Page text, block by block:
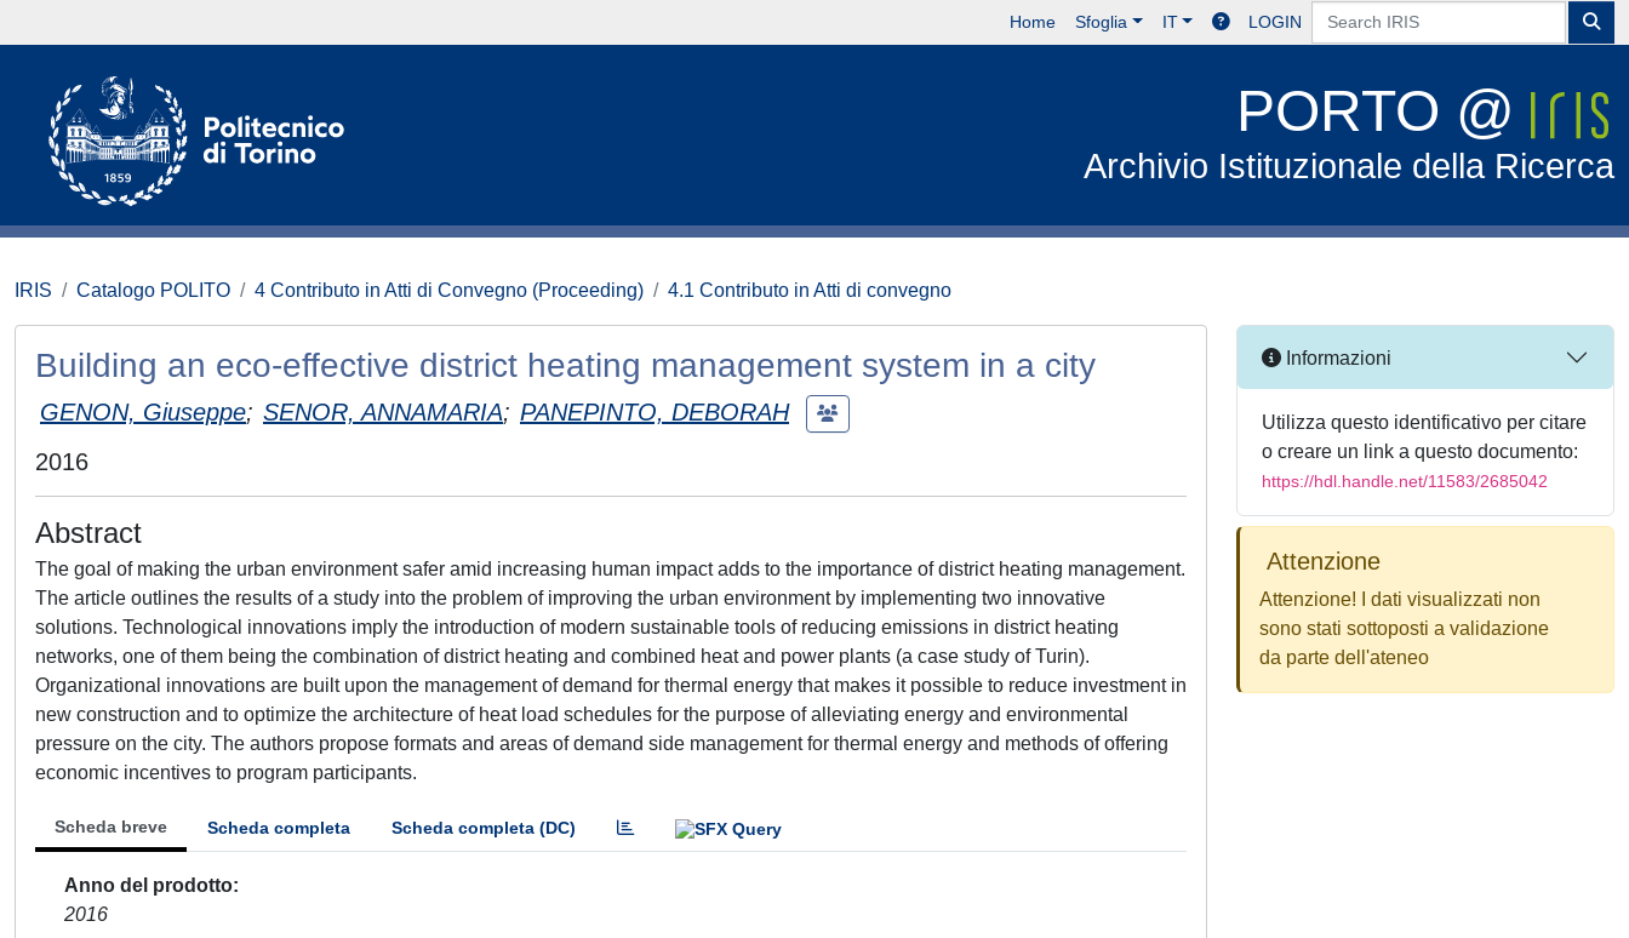
Home Sfoglia IT LOGIN
PORTO @
Archivio Istituzionale della Ricerca
IRIS Catalogo POLITO 4 Contributo in Atti di Convegno (Proceeding) 4.1 Contributo in Atti di convegno
Building an eco-effective district heating management system in a city
GENON, Giuseppe; SENOR, ANNAMARIA; PANEPINTO, DEBORAH
2016
Abstract
The goal of making the urban environment safer amid increasing human impact adds to the importance of district heating management.
The article outlines the results of a study into the problem of improving the urban environment by implementing two innovative
solutions. Technological innovations imply the introduction of modern sustainable tools of reducing emissions in district heating
networks, one of them being the combination of district heating and combined heat and power plants (a case study of Turin).
Organizational innovations are built upon the management of demand for thermal energy that makes it possible to reduce investment in
new construction and to optimize the architecture of heat load schedules for the purpose of alleviating energy and environmental
pressure on the city. The authors propose formats and areas of demand side management for thermal energy and methods of offering
economic incentives to program participants.
Scheda breve Scheda completa Scheda completa (DC)
Anno del prodotto
2016
Informazioni
Utilizza questo identificativo per citare
o creare un link a questo documento:
https://hdl.handle.net/11583/2685042
Attenzione
Attenzione! I dati visualizzati non
sono stati sottoposti a validazione
da parte dell'ateneo